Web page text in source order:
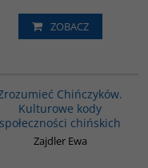
ZOBACZ
Chińczyków.
Kulturowe kody
społeczności chińskich
Zajdler Ewa